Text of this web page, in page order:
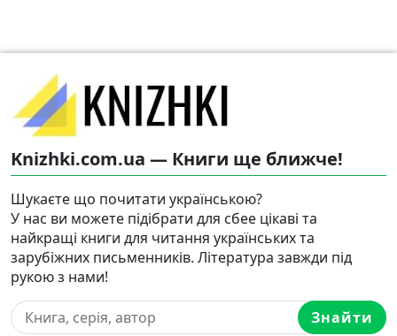
Knizhki.com.ua — Книги ще ближче!
Шукаєте що почитати українською?
У нас ви можете підібрати для сбее цікаві та
найкращі книги для читання українських та
зарубіжних письменників. Література завжди під
рукою з нами!
Знайти